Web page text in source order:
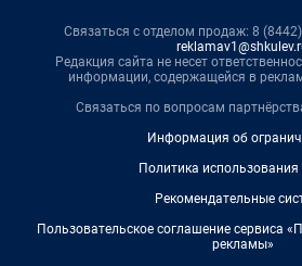
Связаться с отделом продаж: 8
Редакция сайта не несет
информации, содержащейся в
Связаться по вопросам
Информация об
Политика использования
Рекомендательные
Пользовательское соглашение сервиса
рекламы»